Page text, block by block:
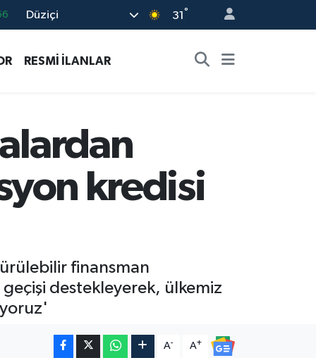
Düziçi 31 °
RESMİ İLANLAR
kredisi
finansman
geçişi destekleyerek, ülkemiz
A- A+